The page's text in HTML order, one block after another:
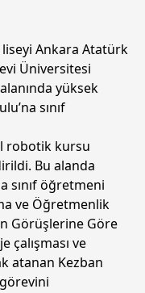
Ankara Atatürk
Üniversitesi
yüksek
sınıf
robotik kursu
Bu alanda
sınıf öğretmeni
ve Öğretmenlik
Görüşlerine Göre
çalışması ve
atanan Kezban